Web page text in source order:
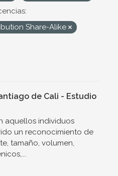
Share-Alike
de Cali - Estudio
aquellos individuos
un reconocimiento de
tamaño, volumen,